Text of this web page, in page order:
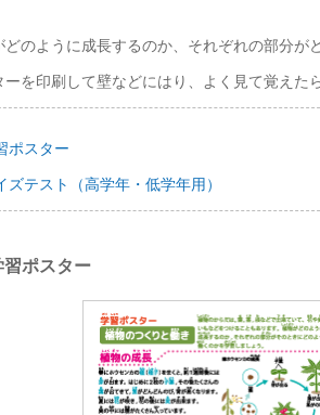
どのように成長するのか、それぞれの部分が
ーを印刷して壁などにはり、よく見て覚えた
ポスター
ズテスト（高学年・低学年用）
習ポスター